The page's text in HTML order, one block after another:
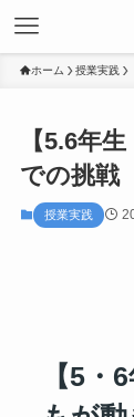
ホーム 授業実践
【5.6年
での挑
授業実践
【5・